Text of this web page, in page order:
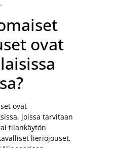
ovat
ovat
joissa tarvitaan
tilankäytön
lieriöjouset,